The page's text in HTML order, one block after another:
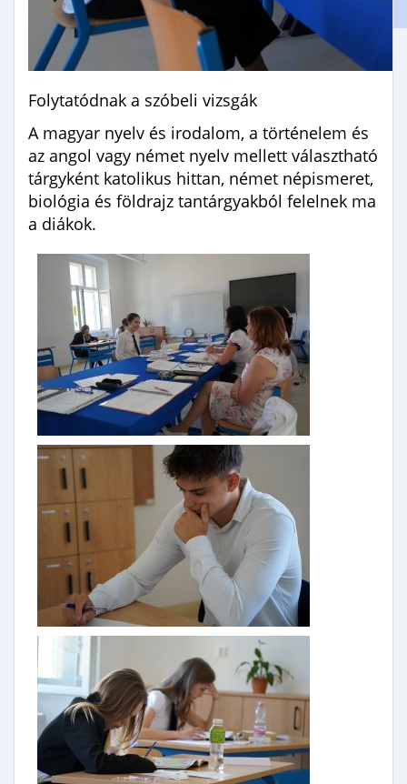
Erasmus+
Folytatódnak a szóbeli vizsgák
A magyar nyelv és irodalom, a történelem és
az angol vagy német nyelv mellett választható
tárgyként katolikus hittan, német népismeret,
biológia és földrajz tantárgyakból felelnek ma
a diákok.